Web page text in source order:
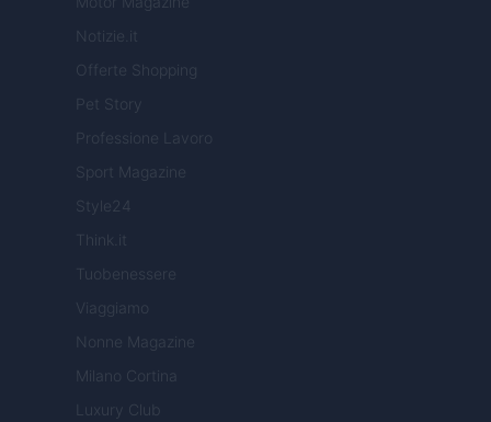
Notizie.it
Offerte Shopping
Pet Story
Professione Lavoro
Sport Magazine
Style24
Think.it
Tuobenessere
Viaggiamo
Nonne Magazine
Milano Cortina
Luxury Club